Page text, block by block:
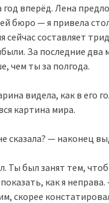
год вперёд. Лена
бюро — я привела
сейчас составляет
За последние два
чем ты за полгода.
видела, как в его
картина мира.
сказала? — наконец
Ты был занят тем,
как я неправа.
скорее